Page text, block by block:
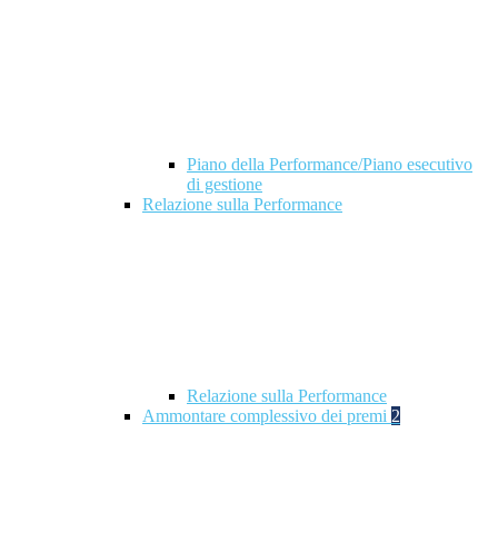
Piano della Performance/Piano esecutivo
di gestione
Relazione sulla Performance
Relazione sulla Performance
Ammontare complessivo dei premi 2